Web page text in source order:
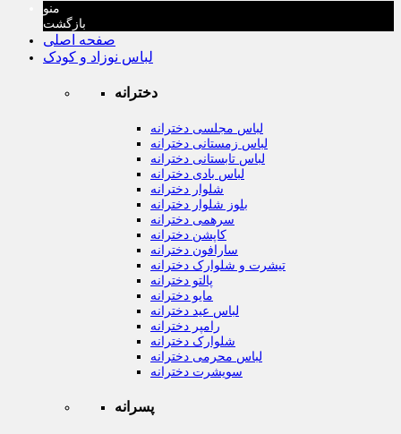
منو
بازگشت
صفحه اصلی
لباس نوزاد و کودک
دخترانه
لباس مجلسی دخترانه
لباس زمستانی دخترانه
لباس تابستانی دخترانه
لباس بادی دخترانه
شلوار دخترانه
بلوز شلوار دخترانه
سرهمی دخترانه
کاپشن دخترانه
سارافون دخترانه
تیشرت و شلوارک دخترانه
پالتو دخترانه
مایو دخترانه
لباس عید دخترانه
رامپر دخترانه
شلوارک دخترانه
لباس محرمی دخترانه
سویشرت دخترانه
پسرانه